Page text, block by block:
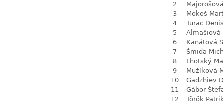
2
3
Mokoš
4
Turac Denis
5
Almašiová
6
Kanátová
7
Šmida
8
Lhotský
9
Mužíková
10
Gadzhiev
11
Gábor
12
Török